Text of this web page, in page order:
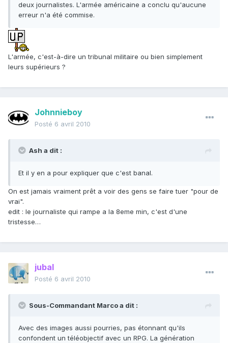
deux journalistes. L'armée américaine a conclu qu'aucune
erreur n'a été commise.
L'armée, c'est-à-dire un tribunal militaire ou bien simplement
leurs supérieurs ?
Johnnieboy
Posté 6 avril 2010
Ash a dit :
Et il y en a pour expliquer que c'est banal.
On est jamais vraiment prêt a voir des gens se faire tuer "pour de
vrai".
edit : le journaliste qui rampe a la 8eme min, c'est d'une
tristesse…
jubal
Posté 6 avril 2010
Sous-Commandant Marco a dit :
Avec des images aussi pourries, pas étonnant qu'ils
confondent un téléobjectif avec un RPG. La génération